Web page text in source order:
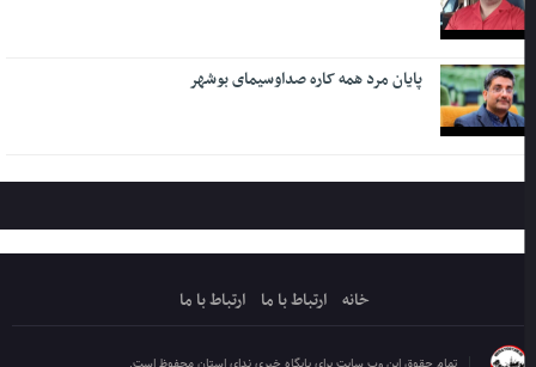
پایان مرد همه کاره صداوسیمای بوشهر
خانه ارتباط با ما ارتباط با ما